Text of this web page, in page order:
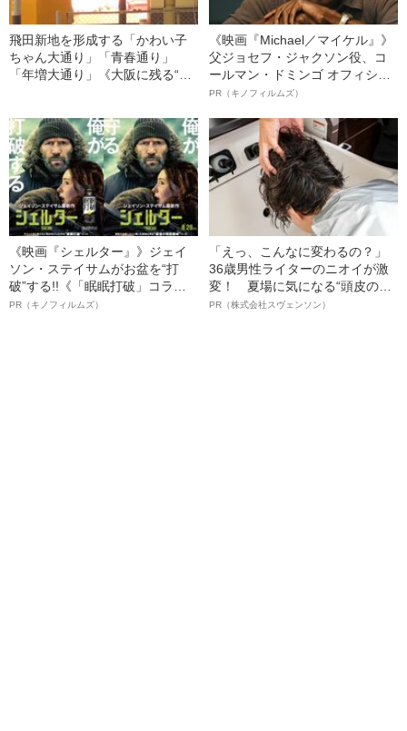
飛田新地を形成する「かわい子
ちゃん大通り」「青春通り」
「年増大通り」《大阪に残る“さ
《映画『Michael／マイケル』》
父ジョセフ・ジャクソン役、コ
ールマン・ドミンゴ オフィシャ
ルインタビュー“観客を魅了した
語る”《日本興収70億円突破》
PR（キノフィルムズ）
《映画『シェルター』》ジェイ
ソン・ステイサムがお盆を“打
破”する!!《「眠眠打破」コラ
ボ》
PR（キノフィルムズ）
「えっ、こんなに変わるの？」
36歳男性ライターのニオイが激
変！ 夏場に気になる“頭皮のニ
オイ”や“ベタつき”を解消す
PR（株式会社スヴェンソン）